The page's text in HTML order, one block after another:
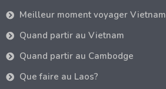
Meilleur moment voyager Vietnam
Quand partir au Vietnam
Quand partir au Cambodge
Que faire au Laos?